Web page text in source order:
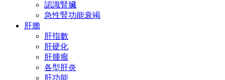
認識腎臟
急性腎功能衰竭
肝膽
肝指數
肝硬化
肝腫瘤
各型肝炎
肝功能